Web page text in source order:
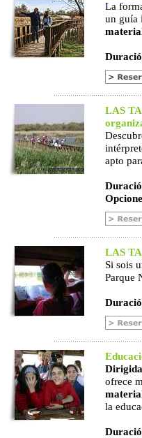
La
un guía
LAS
apto
LAS
Si sois
Parque
ofrece
la